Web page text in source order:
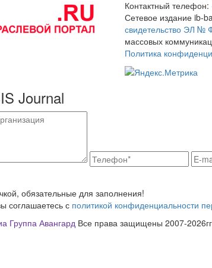
Контактный телефон:
Сетевое издание ib-
свидетельство ЭЛ №
массовых
Политика
Journal
обязательные для заполнения!
соглашаетесь с политикой конфиденциальности
Группа Авангард Все права защищены 2007-